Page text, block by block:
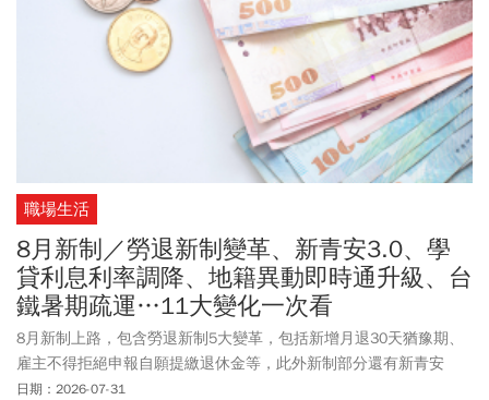
職場生活
8月新制／勞退新制變革、新青安3.0、學
貸利息利率調降、地籍異動即時通升級、台
鐵暑期疏運…11大變化一次看
8月新制上路，包含勞退新制5大變革，包括新增月退30天猶豫期、
雇主不得拒絕申報自願提繳退休金等，此外新制部分還有新青安
3.0、學貸利息利率調降、農民退休儲金條例擴大適用對象、地籍異
日期：2026-07-31